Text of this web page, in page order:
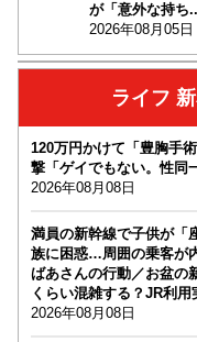
が「意外な持ち
2026年08月05日
ライフ
120万円かけて「豊胸手
撃「ゲイでもない。性同
2026年08月08日
満員の新幹線で子供が「
族に困惑…周囲の乗客が
ばあさんの行動／お盆の
くらい混雑する？JR利
2026年08月08日